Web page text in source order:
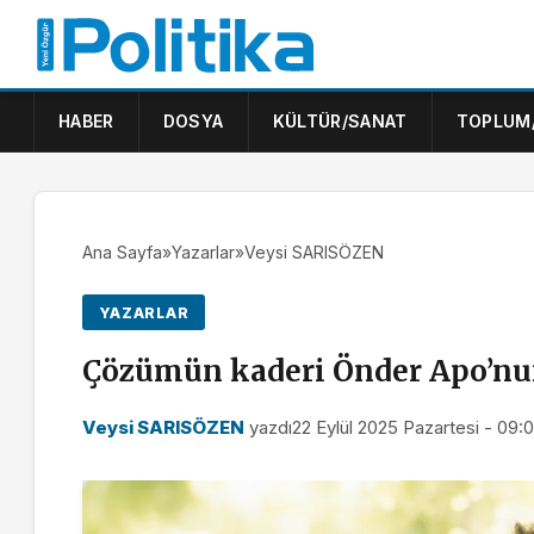
HABER DOSYA KÜLTÜR/SANAT
Ana Sayfa»Yazarlar»Veysi SARISÖZEN
YAZARLAR
Çözümün kaderi Önder
Veysi SARISÖZEN yazdı22 Eylül 2025 Pazartesi -